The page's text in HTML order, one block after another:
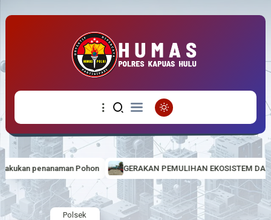
GERAKAN PEMULIHAN EKOSISTEM DAN AKSI BERSIH
Polsek